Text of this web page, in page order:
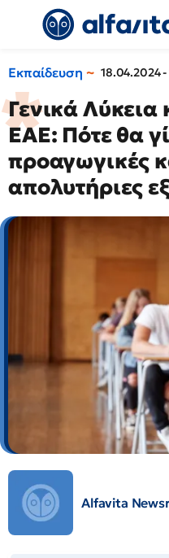
Εκπαίδευση 18.04.2024 -
Γενικά Λύκεια
ΕΑΕ: Πότε θα
προαγωγικές
απολυτήριες
Alfavita